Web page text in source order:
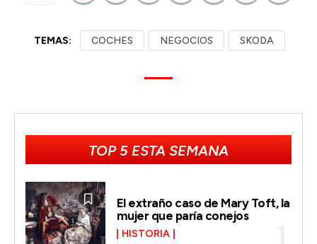
TEMAS: COCHES NEGOCIOS SKODA
TOP 5 ESTA SEMANA
El extraño caso de Mary Toft, la
mujer que paría conejos
HISTORIA